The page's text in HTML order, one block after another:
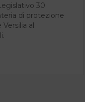
30
di protezione
al